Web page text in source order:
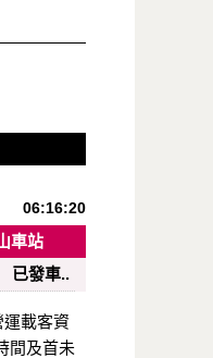
06:16:20
車站
已發車..
運載客資
間及首未